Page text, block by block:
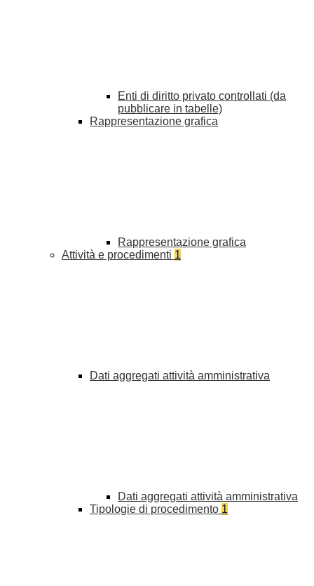
Enti di diritto privato controllati (da
pubblicare in tabelle)
Rappresentazione grafica
Rappresentazione grafica
Attività e procedimenti 1
Dati aggregati attività amministrativa
Dati aggregati attività amministrativa
Tipologie di procedimento 1